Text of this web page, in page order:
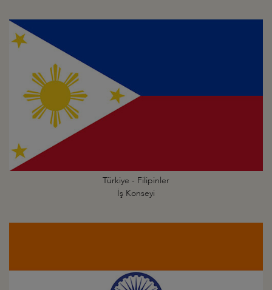
Türkiye - Filipinler
İş Konseyi